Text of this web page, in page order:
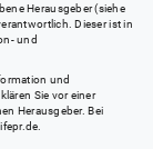
Herausgeber (siehe
Dieser ist in
und
und
Sie vor einer
Herausgeber. Bei